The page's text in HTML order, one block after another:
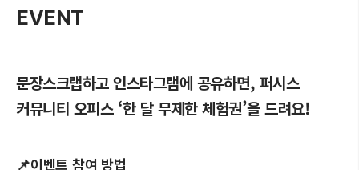
EVENT
문장스크랩하고 인스타그램에 공유하면, 퍼시스
커뮤니티 오피스 ‘한 달 무제한 체험권’을 드려요!
📌이벤트 참여 방법